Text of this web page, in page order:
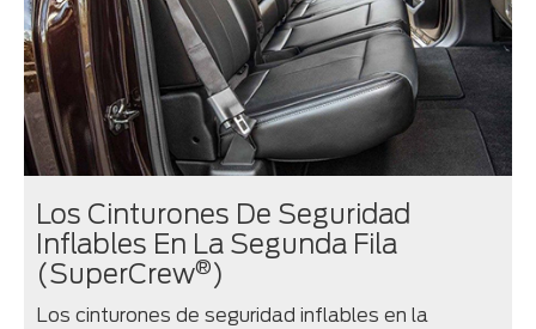
Los Cinturones De Seguridad
Inflables En La Segunda Fila
(SuperCrew®)
Los cinturones de seguridad inflables en la